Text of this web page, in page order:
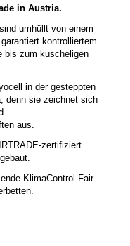
in Austria.
umhüllt von einem
kontrolliertem
bis zum kuscheligen
in der gesteppten
denn sie zeichnet sich
aus.
zertifiziert
KlimaControl Fair